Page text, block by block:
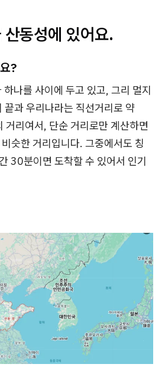
동성에 있어요.
?
나를 사이에 두고 있고, 그리 멀지
끝과 우리나라는 직선거리로 약
리여서, 단순 거리로만 계산하면
슷한 거리입니다. 그중에서도 칭
30분이면 도착할 수 있어서 인기